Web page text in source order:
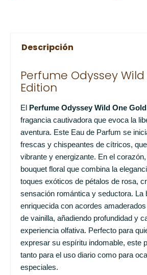
Descripción
Perfume Odyssey
Edition
El Perfume Odyssey Wild One
fragancia cautivadora que evoca la
aventura. Este Eau de Parfum se
frescas y chispeantes de cítricos,
vibrante y energizante. En el
bouquet floral que combina la
toques exóticos de pétalos de rosa,
sensación romántica y seductora. La
enriquecida con acordes
de vainilla, añadiendo profundidad y
experiencia olfativa. Perfecto para
expresar su espíritu indomable, este
tanto para el uso diario como para
especiales.